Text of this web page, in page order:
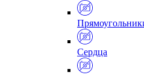
Сердца